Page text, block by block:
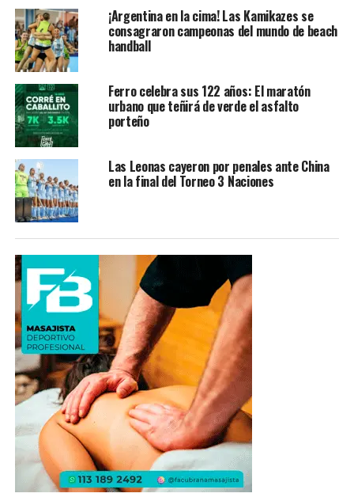
¡Argentina en la cima! Las Kamikazes se
consagraron campeonas del mundo de beach
handball
Ferro celebra sus 122 años: El maratón
urbano que teñirá de verde el asfalto
porteño
Las Leonas cayeron por penales ante China
en la final del Torneo 3 Naciones